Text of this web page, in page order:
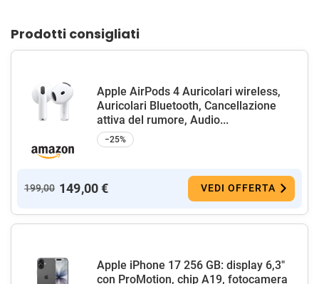
Prodotti consigliati
Apple AirPods 4 Auricolari wireless,
Auricolari Bluetooth, Cancellazione
attiva del rumore, Audio...
−25%
199,00 149,00 € VEDI OFFERTA
Apple iPhone 17 256 GB: display 6,3"
con ProMotion, chip A19, fotocamera